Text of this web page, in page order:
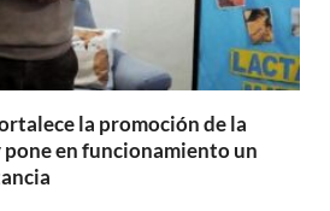
la promoción de la
en funcionamiento un